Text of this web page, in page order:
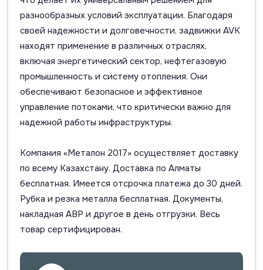
разнообразных условий эксплуатации. Благодаря
своей надежности и долговечности, задвижки AVK
находят применение в различных отраслях,
включая энергетический сектор, нефтегазовую
промышленность и систему отопления. Они
обеспечивают безопасное и эффективное
управление потоками, что критически важно для
надежной работы инфраструктуры.
Компания «Металон 2017» осуществляет доставку
по всему Казахстану. Доставка по Алматы
бесплатная. Имеется отсрочка платежа до 30 дней.
Рубка и резка металла бесплатная. Документы,
накладная АВР и другое в день отгрузки. Весь
товар сертифицирован.